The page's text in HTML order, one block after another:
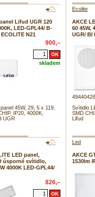
Lifud UGR 120
LED-GPL44/ B-
N21
900,–
skladem
45W, 29, 5 x 119,
IP20, 4000K,
UGR
Ecolite
AKCE
60 45W,
UGR/ BI
49440426
Svítidlo
SMD
Lifud
LED panel,
úsporné svítidlo,
4000K LED-GPL44/
826,–
Led
AKCE
1530lm